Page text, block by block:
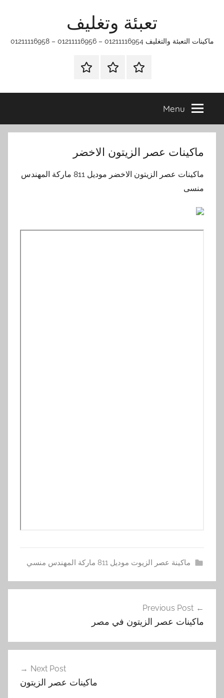
تعبئة وتغليف
ماكينات التعبئة والتغليف 01211116954 – 01211116956 – 01211116958
الرئيسيةماكينات
وتغليف
اتـصـل
في
التي
Menu
ماكينات عصر الزيتون الاخضر
ماكينات عصر الزيتون الاخضر موديل 811 ماركة المهندس
منسى
ماكينة عصر الزيوت موديل 811 ماركة المهندس منسي
ا
خ
ض
المقالات
Previous Post
ماكينات عصر الزيتون في مصر
Next Post
ماكينات عصر الزيتون